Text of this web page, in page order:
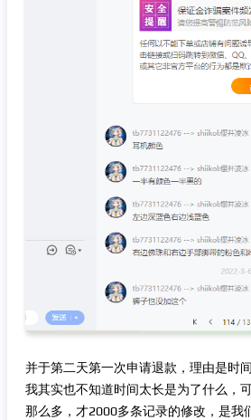
并于第二天第一次申请退款，理由是时
我其实也不知道时间太长是为了什么，
那么多，才2000多条记录的修改，是我